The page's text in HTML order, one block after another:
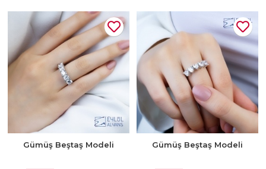
Gümüş Beştaş Modeli Gümüş Beştaş Modeli